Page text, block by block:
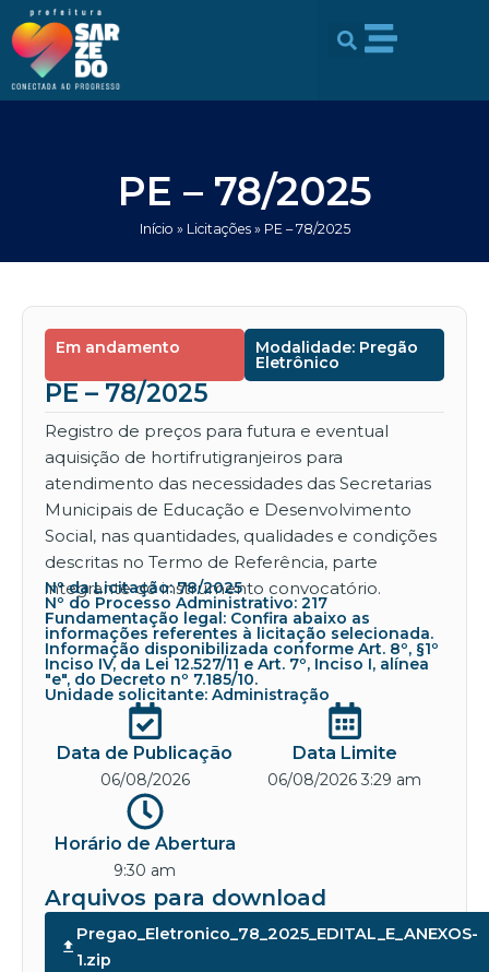
conteúdo
para
conteúdo
PE – 78/2025
Início » Licitações» PE – 78/2025
Em andamento Modalidade: Pregão
Eletrônico
PE – 78/2025
Registro de preços para futura e eventual
aquisição de hortifrutigranjeiros para
atendimento das necessidades das Secretarias
Municipais de Educação e Desenvolvimento
Social, nas quantidades, qualidades e condições
descritas no Termo de Referência, parte
integrante do instrumento convocatório.
Nº da Licitação: 78/2025
Nº do Processo Administrativo: 217
Fundamentação legal: Confira abaixo as
informações referentes à licitação selecionada.
Informação disponibilizada conforme Art. 8º, §1º
Inciso IV, da Lei 12.527/11 e Art. 7º, Inciso I, alínea
"e", do Decreto nº 7.185/10.
Unidade solicitante: Administração
Data de Publicação
06/08/2026
Data Limite
06/08/2026 3:29 am
Horário de Abertura
9:30 am
Arquivos para download
Pregao_Eletronico_78_2025_EDITAL_E_ANEXOS-
1.zip